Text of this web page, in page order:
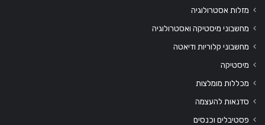
מזלות אסטרולוגיה
מחשבוני מיסטיקה ואסטרולוגיה
מחשבוני קלוריות ודיאטה
מיסטיקה
מכללות מומלצות
סדנאות להעצמה
פסטיבלים וכנסים